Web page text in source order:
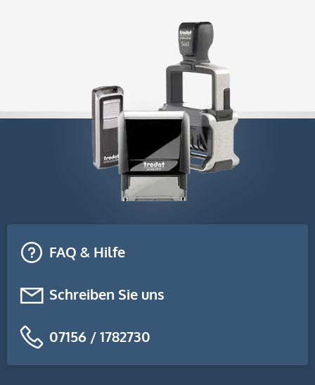
FAQ & Hilfe
Schreiben Sie uns
07156 / 1782730